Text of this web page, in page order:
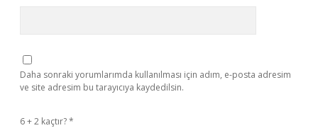
Daha sonraki yorumlarımda kullanılması için adım, e-posta adresim
ve site adresim bu tarayıcıya kaydedilsin.
6 + 2 kaçtır?*